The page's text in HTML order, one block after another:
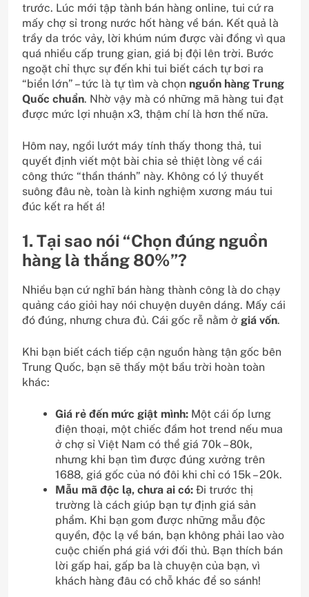
trước. Lúc mới tập tành bán hàng online, tui cứ ra
mấy chợ sỉ trong nước hốt hàng về bán. Kết quả là
trầy da tróc vảy, lời khúm núm được vài đồng vì qua
quá nhiều cấp trung gian, giá bị đội lên trời. Bước
ngoặt chỉ thực sự đến khi tui biết cách tự bơi ra
“biển lớn” – tức là tự tìm và chọn nguồn hàng Trung
Quốc chuẩn. Nhờ vậy mà có những mã hàng tui đạt
được mức lợi nhuận x3, thậm chí là hơn thế nữa.
Hôm nay, ngồi lướt máy tính thấy thong thả, tui
quyết định viết một bài chia sẻ thiệt lòng về cái
công thức “thần thánh” này. Không có lý thuyết
suông đâu nè, toàn là kinh nghiệm xương máu tui
đúc kết ra hết á!
1. Tại sao nói “Chọn đúng nguồn
hàng là thắng 80%”?
Nhiều bạn cứ nghĩ bán hàng thành công là do chạy
quảng cáo giỏi hay nói chuyện duyên dáng. Mấy cái
đó đúng, nhưng chưa đủ. Cái gốc rễ nằm ở giá vốn.
Khi bạn biết cách tiếp cận nguồn hàng tận gốc bên
Trung Quốc, bạn sẽ thấy một bầu trời hoàn toàn
khác:
Giá rẻ đến mức giật mình: Một cái ốp lưng
điện thoại, một chiếc đầm hot trend nếu mua
ở chợ sỉ Việt Nam có thể giá 70k – 80k,
nhưng khi bạn tìm được đúng xưởng trên
1688, giá gốc của nó đôi khi chỉ có 15k – 20k.
Mẫu mã độc lạ, chưa ai có: Đi trước thị
trường là cách giúp bạn tự định giá sản
phẩm. Khi bạn gom được những mẫu độc
quyền, độc lạ về bán, bạn không phải lao vào
cuộc chiến phá giá với đối thủ. Bạn thích bán
lời gấp hai, gấp ba là chuyện của bạn, vì
khách hàng đâu có chỗ khác để so sánh!